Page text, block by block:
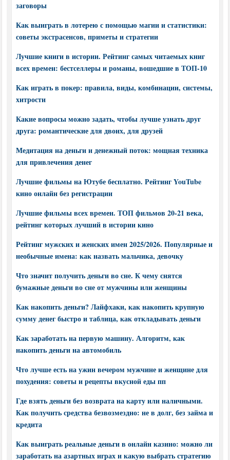
заговоры
Как выиграть в лотерею с помощью магии и статистики:
советы экстрасенсов, приметы и стратегии
Лучшие книги в истории. Рейтинг самых читаемых книг
всех времен: бестселлеры и романы, вошедшие в ТОП-10
Как играть в покер: правила, виды, комбинации, системы,
хитрости
Какие вопросы можно задать, чтобы лучше узнать друг
друга: романтические для двоих, для друзей
Медитация на деньги и денежный поток: мощная техника
для привлечения денег
Лучшие фильмы на Ютубе бесплатно. Рейтинг YouTube
кино онлайн без регистрации
Лучшие фильмы всех времен. ТОП фильмов 20-21 века,
рейтинг которых лучший в истории кино
Рейтинг мужских и женских имен 2025/2026. Популярные и
необычные имена: как назвать мальчика, девочку
Что значит получить деньги во сне. К чему снятся
бумажные деньги во сне от мужчины или женщины
Как накопить деньги? Лайфхаки, как накопить крупную
сумму денег быстро и таблица, как откладывать деньги
Как заработать на первую машину. Алгоритм, как
накопить деньги на автомобиль
Что лучше есть на ужин вечером мужчине и женщине для
похудения: советы и рецепты вкусной еды пп
Где взять деньги без возврата на карту или наличными.
Как получить средства безвозмездно: не в долг, без займа и
кредита
Как выиграть реальные деньги в онлайн казино: можно ли
заработать на азартных играх и какую выбрать стратегию